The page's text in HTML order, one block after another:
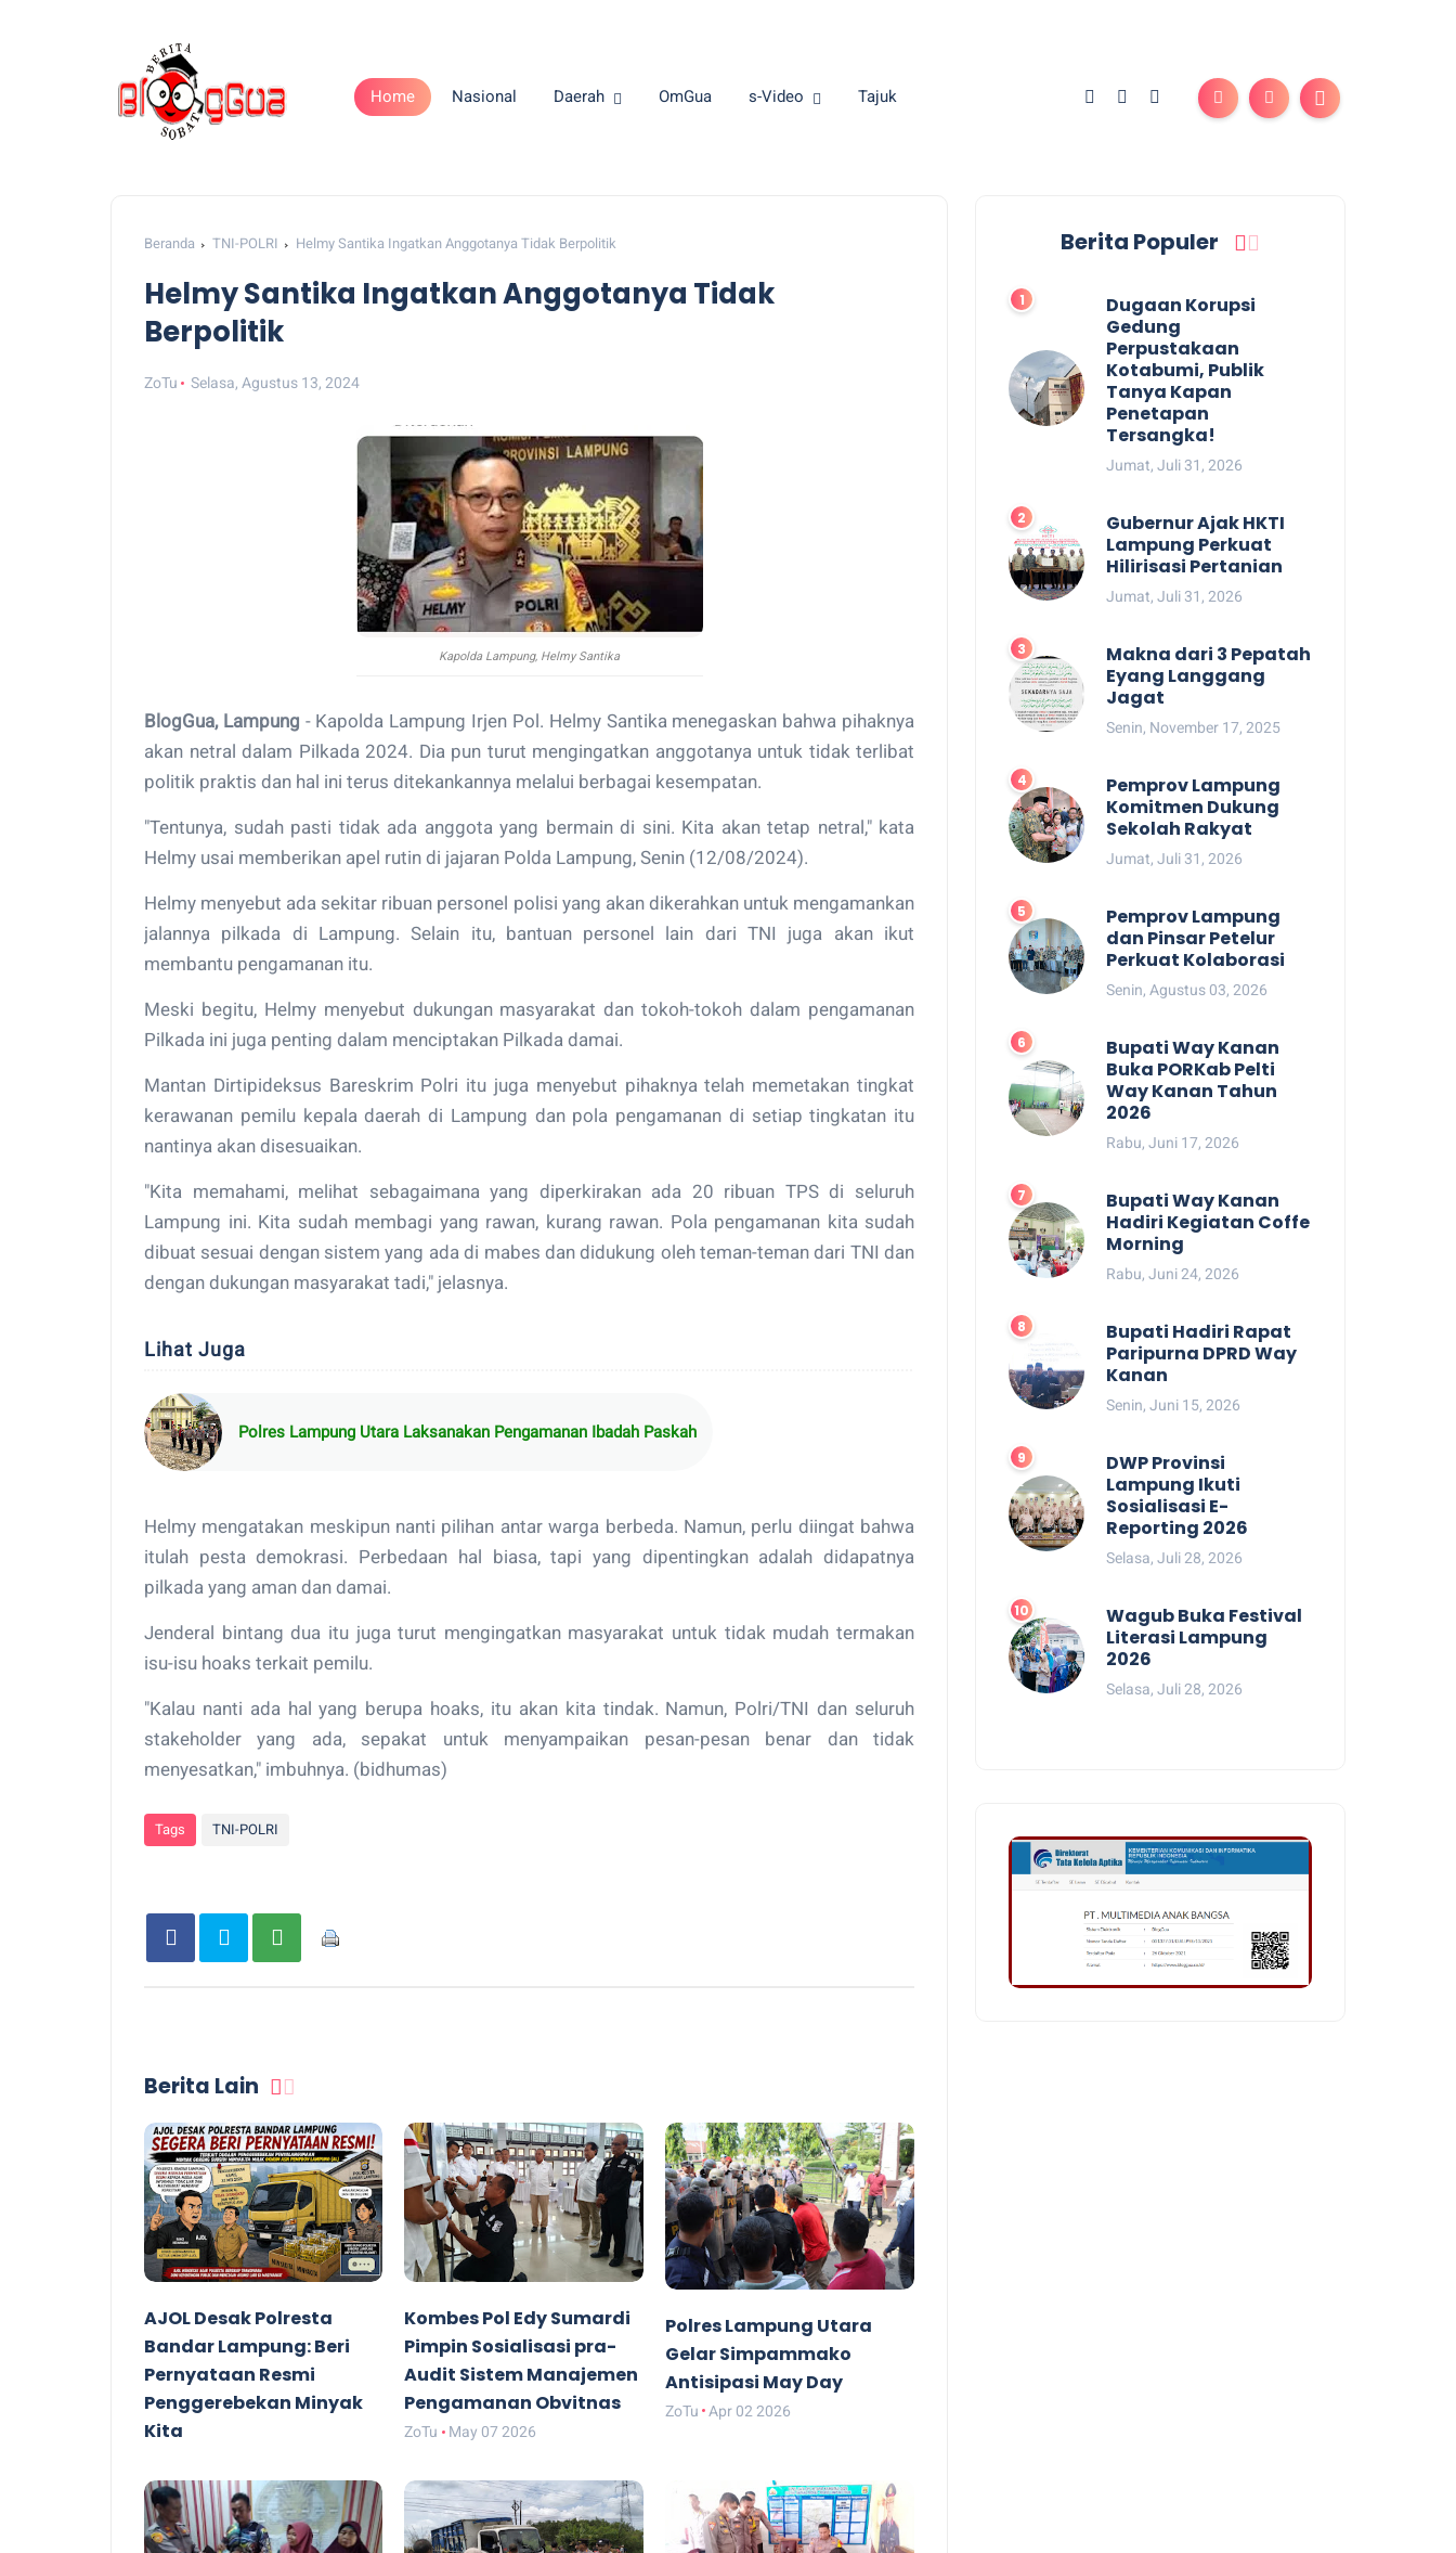
Home Nasional Daerah OmGua s-Video Tajuk
Beranda TNI-POLRI Helmy Santika Ingatkan Anggotanya Tidak Berpolitik
Helmy Santika Ingatkan Anggotanya Tidak
Berpolitik
ZoTu Selasa, Agustus 13, 2024
Kapolda Lampung, Helmy Santika
BlogGua, Lampung - Kapolda Lampung Irjen Pol. Helmy Santika menegaskan bahwa pihaknya
akan netral dalam Pilkada 2024. Dia pun turut mengingatkan anggotanya untuk tidak terlibat
politik praktis dan hal ini terus ditekankannya melalui berbagai kesempatan.
"Tentunya, sudah pasti tidak ada anggota yang bermain di sini. Kita akan tetap netral," kata
Helmy usai memberikan apel rutin di jajaran Polda Lampung, Senin (12/08/2024).
Helmy menyebut ada sekitar ribuan personel polisi yang akan dikerahkan untuk mengamankan
jalannya pilkada di Lampung. Selain itu, bantuan personel lain dari TNI juga akan ikut
membantu pengamanan itu.
Meski begitu, Helmy menyebut dukungan masyarakat dan tokoh-tokoh dalam pengamanan
Pilkada ini juga penting dalam menciptakan Pilkada damai.
Mantan Dirtipideksus Bareskrim Polri itu juga menyebut pihaknya telah memetakan tingkat
kerawanan pemilu kepala daerah di Lampung dan pola pengamanan di setiap tingkatan itu
nantinya akan disesuaikan.
"Kita memahami, melihat sebagaimana yang diperkirakan ada 20 ribuan TPS di seluruh
Lampung ini. Kita sudah membagi yang rawan, kurang rawan. Pola pengamanan kita sudah
dibuat sesuai dengan sistem yang ada di mabes dan didukung oleh teman-teman dari TNI dan
dengan dukungan masyarakat tadi," jelasnya.
Lihat Juga
Polres Lampung Utara Laksanakan Pengamanan Ibadah Paskah
Helmy mengatakan meskipun nanti pilihan antar warga berbeda. Namun, perlu diingat bahwa
itulah pesta demokrasi. Perbedaan hal biasa, tapi yang dipentingkan adalah didapatnya
pilkada yang aman dan damai.
Jenderal bintang dua itu juga turut mengingatkan masyarakat untuk tidak mudah termakan
isu-isu hoaks terkait pemilu.
"Kalau nanti ada hal yang berupa hoaks, itu akan kita tindak. Namun, Polri/TNI dan seluruh
stakeholder yang ada, sepakat untuk menyampaikan pesan-pesan benar dan tidak
menyesatkan," imbuhnya. (bidhumas)
Tags TNI-POLRI
Berita Lain
AJOL Desak Polresta
Bandar Lampung: Beri
Pernyataan Resmi
Penggerebekan Minyak
Kita
Kombes Pol Edy Sumardi
Pimpin Sosialisasi pra-
Audit Sistem Manajemen
Pengamanan Obvitnas
ZoTu May 07 2026
Polres Lampung Utara
Gelar Simpammako
Antisipasi May Day
ZoTu Apr 02 2026
Berita Populer
Dugaan Korupsi
Gedung
Perpustakaan
Kotabumi, Publik
Tanya Kapan
Penetapan
Tersangka!
Jumat, Juli 31, 2026
Gubernur Ajak HKTI
Lampung Perkuat
Hilirisasi Pertanian
Jumat, Juli 31, 2026
Makna dari 3 Pepatah
Eyang Langgang
Jagat
Senin, November 17, 2025
Pemprov Lampung
Komitmen Dukung
Sekolah Rakyat
Jumat, Juli 31, 2026
Pemprov Lampung
dan Pinsar Petelur
Perkuat Kolaborasi
Senin, Agustus 03, 2026
Bupati Way Kanan
Buka PORKab Pelti
Way Kanan Tahun
2026
Rabu, Juni 17, 2026
Bupati Way Kanan
Hadiri Kegiatan Coffe
Morning
Rabu, Juni 24, 2026
Bupati Hadiri Rapat
Paripurna DPRD Way
Kanan
Senin, Juni 15, 2026
DWP Provinsi
Lampung Ikuti
Sosialisasi E-
Reporting 2026
Selasa, Juli 28, 2026
Wagub Buka Festival
Literasi Lampung
2026
Selasa, Juli 28, 2026